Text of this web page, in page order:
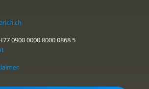
0900 0000 8000 0868 5